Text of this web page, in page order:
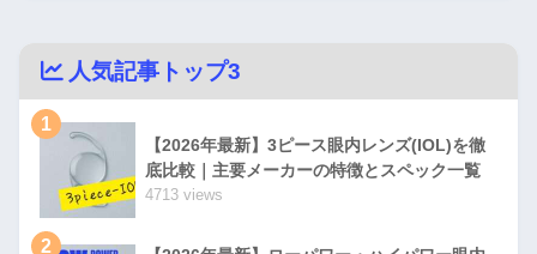
人気記事トップ3
1
【2026年最新】3ピース眼内レンズ(IOL)を徹
底比較｜主要メーカーの特徴とスペック一覧
4713 views
2